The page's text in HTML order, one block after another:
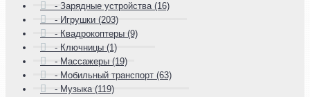
- Зарядные устройства (16)
- Игрушки (203)
- Квадрокоптеры (9)
- Ключницы (1)
- Массажеры (19)
- Мобильный транспорт (63)
- Музыка (119)